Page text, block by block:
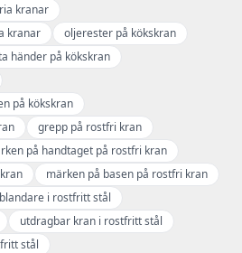
kranar
kranar
oljerester på kökskran
händer på kökskran
på kökskran
grepp på rostfri kran
på handtaget på rostfri kran
märken på basen på rostfri kran
blandare i rostfritt stål
utdragbar kran i rostfritt stål
stål